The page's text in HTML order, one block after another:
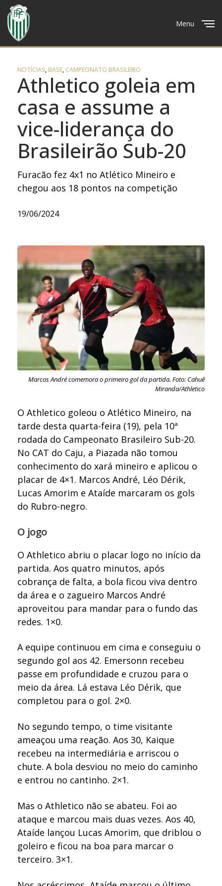
Menu
NOTÍCIAS,BASE,CAMPEONATO BRASILEIRO
Athletico goleia em
casa e assume a
vice-liderança do
Brasileirão Sub-20
Furacão fez 4x1 no Atlético Mineiro e
chegou aos 18 pontos na competição
19/06/2024
Marcos André comemora o primeiro gol da partida. Foto: Cahuê
Miranda/Athletico
O Athletico goleou o Atlético Mineiro, na
tarde desta quarta-feira (19), pela 10ª
rodada do Campeonato Brasileiro Sub-20.
No CAT do Caju, a Piazada não tomou
conhecimento do xará mineiro e aplicou o
placar de 4×1. Marcos André, Léo Dérik,
Lucas Amorim e Ataíde marcaram os gols
do Rubro-negro.
O jogo
O Athletico abriu o placar logo no início da
partida. Aos quatro minutos, após
cobrança de falta, a bola ficou viva dentro
da área e o zagueiro Marcos André
aproveitou para mandar para o fundo das
redes. 1×0.
A equipe continuou em cima e conseguiu o
segundo gol aos 42. Emersonn recebeu
passe em profundidade e cruzou para o
meio da área. Lá estava Léo Dérik, que
completou para o gol. 2×0.
No segundo tempo, o time visitante
ameaçou uma reação. Aos 30, Kaique
recebeu na intermediária e arriscou o
chute. A bola desviou no meio do caminho
e entrou no cantinho. 2×1.
Mas o Athletico não se abateu. Foi ao
ataque e marcou mais duas vezes. Aos 40,
Ataíde lançou Lucas Amorim, que driblou o
goleiro e ficou na boa para marcar o
terceiro. 3×1.